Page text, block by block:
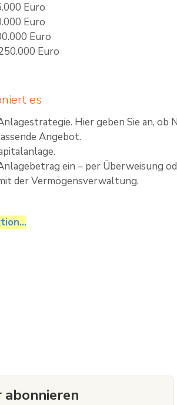
Euro
Euro
Euro
Euro
es
Hier geben Sie an, ob
Angebot.
ein – per Überweisung
der Vermögensverwaltung.